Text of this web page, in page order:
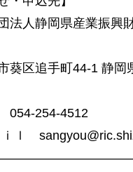
法人静岡県産業振興
葵区追手町44-1 静岡
254-4512
ｌ